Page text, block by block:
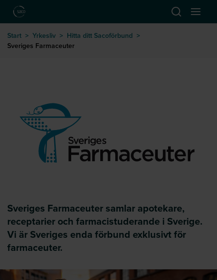
Hoppa till huvudinnehåll Öppna
Start > Yrkesliv > Hitta ditt Sacoförbund >
Sveriges Farmaceuter
Sveriges Farmaceuter samlar apotekare,
receptarier och farmacistuderande i Sverige.
Vi är Sveriges enda förbund exklusivt för
farmaceuter.